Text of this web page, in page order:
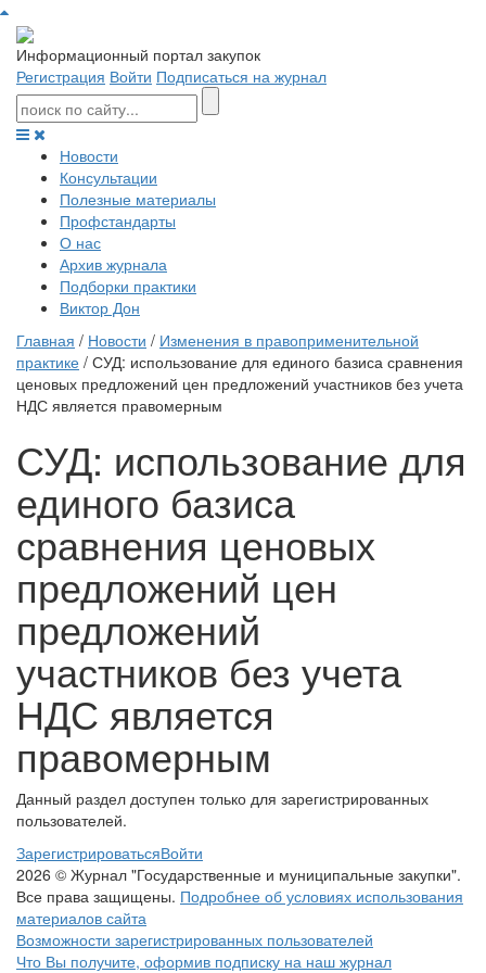
Информационный портал закупок
Регистрация Войти Подписаться на журнал
Новости
Консультации
Полезные материалы
Профстандарты
О нас
Архив журнала
Подборки практики
Виктор Дон
Главная / Новости / Изменения в правоприменительной
практике / СУД: использование для единого базиса сравнения
ценовых предложений цен предложений участников без учета
НДС является правомерным
СУД: использование для
единого базиса
сравнения ценовых
предложений цен
предложений
участников без учета
НДС является
правомерным
Данный раздел доступен только для зарегистрированных
пользователей.
ЗарегистрироватьсяВойти
2026 © Журнал "Государственные и муниципальные закупки".
Все права защищены. Подробнее об условиях использования
материалов сайта
Возможности зарегистрированных пользователей
Что Вы получите, оформив подписку на наш журнал